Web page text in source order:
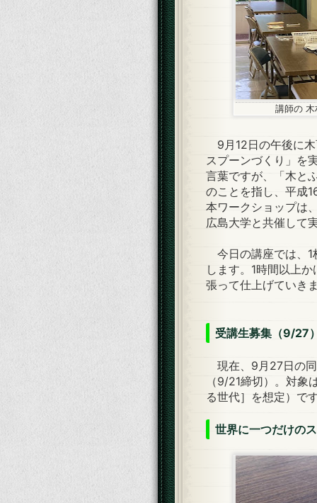
講師の
9月12日の午後に
スプーンづくり」を
言葉ですが、「木と
のことを指し、平成
本ワークショップは
広島大学と共催して
今日の講座では、1
します。1時間以上
張って仕上げていき
受講生募集（9/27
現在、9月27日の
（9/21締切）。対
る世代］を想定）で
世界に一つだけの